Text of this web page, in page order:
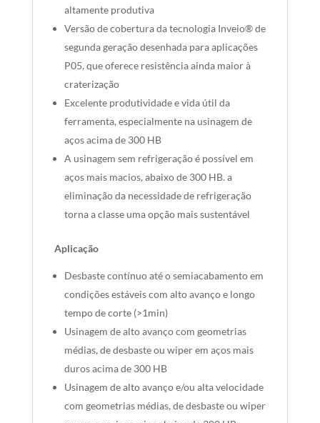
altamente produtiva
Versão de cobertura da tecnologia Inveio® de
segunda geração desenhada para aplicações
P05, que oferece resistência ainda maior à
craterização
Excelente produtividade e vida útil da
ferramenta, especialmente na usinagem de
aços acima de 300 HB
A usinagem sem refrigeração é possível em
aços mais macios, abaixo de 300 HB. a
eliminação da necessidade de refrigeração
torna a classe uma opção mais sustentável
Aplicação
Desbaste contínuo até o semiacabamento em
condições estáveis com alto avanço e longo
tempo de corte (>1min)
Usinagem de alto avanço com geometrias
médias, de desbaste ou wiper em aços mais
duros acima de 300 HB
Usinagem de alto avanço e/ou alta velocidade
com geometrias médias, de desbaste ou wiper